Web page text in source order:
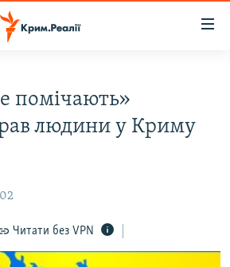
помічають»
людини у Криму
Читати без VPN